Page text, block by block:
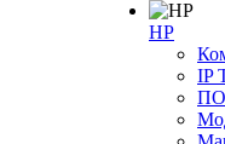
HP
IP
ПО